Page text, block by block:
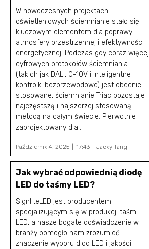
W nowoczesnych projektach
oświetleniowych ściemnianie stało się
kluczowym elementem dla poprawy
atmosfery przestrzennej i efektywności
energetycznej. Podczas gdy coraz więcej
cyfrowych protokołów ściemniania
(takich jak DALI, 0-10V i inteligentne
kontrolki bezprzewodowe) jest obecnie
stosowane, ściemnianie Triac pozostaje
najczęstszą i najszerzej stosowaną
metodą na całym świecie. Pierwotnie
zaprojektowany dla...
Październik 4, 2025 17:43 Jacky Tang
Jak wybrać odpowiednią diodę
LED do taśmy LED?
SignliteLED jest producentem
specjalizującym się w produkcji taśm
LED, a nasze bogate doświadczenie w
branży pomogło nam zrozumieć
znaczenie wyboru diod LED i jakości